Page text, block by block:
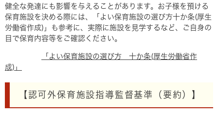
健全な発達にも影響を与えることがあります。お子様を預ける
保育施設を決める際には、「よい保育施設の選び方十か条(厚生
労働省作成)」も参考に、実際に施設を見学するなど、ご自身の
目で保育内容等をご確認ください。
「よい保育施設の選び方 十か条(厚生労働省作
成)」
【認可外保育施設指導監督基準（要約）】